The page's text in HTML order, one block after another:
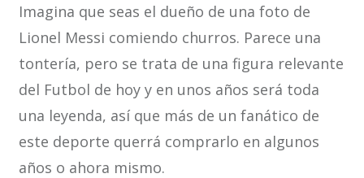
Imagina que seas el dueño de una foto de
Lionel Messi comiendo churros. Parece una
tontería, pero se trata de una figura relevante
del Futbol de hoy y en unos años será toda
una leyenda, así que más de un fanático de
este deporte querrá comprarlo en algunos
años o ahora mismo.